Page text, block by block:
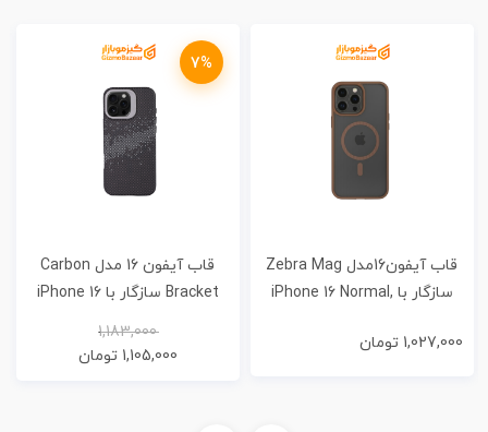
قاب آیفون 16 مدل Carbon
Bracket سازگار با iPhone 16
1,183,000
1,105,000
قاب آیفون16مدل Shine سازگار
با iPhone 16 Normal, Pro, Pro
Max
تومان